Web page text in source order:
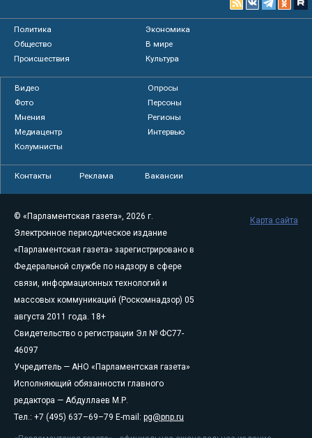
Политика
Экономика
Общество
В мире
Происшествия
Культура
Видео
Опросы
Фото
Персоны
Мнения
Регионы
Медиацентр
Интервью
Колумнисты
Контакты Реклама Вакансии
© «Парламентская газета», 2026 г.
Электронное периодическое издание
«Парламентская газета» зарегистрировано в
Федеральной службе по надзору в сфере
связи, информационных технологий и
массовых коммуникаций (Роскомнадзор) 05
августа 2011 года. 18+
Свидетельство о регистрации Эл № ФС77-
46097
Учредитель — АНО «Парламентская газета»
Исполняющий обязанности главного
редактора — Абдуллаев М.Р.
Тел.: +7 (495) 637–69–79 E-mail: pg@pnp.ru
Карта сайта